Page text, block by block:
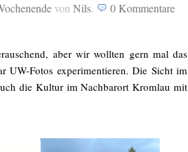
von Nils. 0 Kommentare
aber wir wollten gern mal das
UW-Fotos experimentieren. Die Sicht im
die Kultur im Nachbarort Kromlau mit